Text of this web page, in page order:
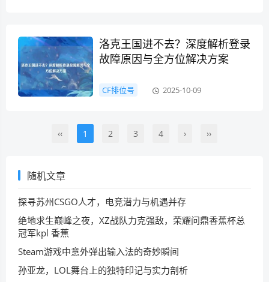
洛克王国进不去？深度解析登录
故障原因与全方位解决方案
CF排位号 2025-10-09
‹‹ 1 2 3 4 › ››
随机文章
探寻苏州CSGO人才，电竞潜力与机遇并存
绝地求生巅峰之夜，XZ战队力克强敌，荣耀问鼎香蕉杯总
冠军kpl 香蕉
Steam游戏中意外弹出输入法的奇妙瞬间
孙亚龙，LOL舞台上的独特印记与实力剖析